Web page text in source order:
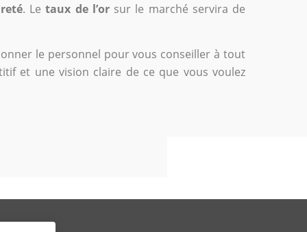
. Letaux de l’orsur le marché servira de
le personnel pour vous conseiller à tout
et une vision claire de ce que vous voulez